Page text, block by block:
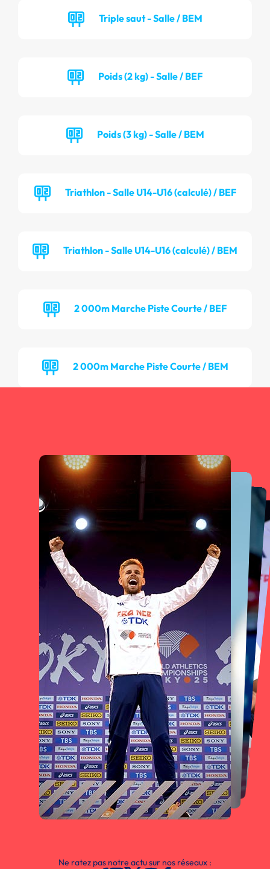
Triple saut - Salle / BEM
Poids (2 kg) - Salle / BEF
Poids (3 kg) - Salle / BEM
Triathlon - Salle U14-U16 (calculé) / BEF
Triathlon - Salle U14-U16 (calculé) / BEM
2 000m Marche Piste Courte / BEF
2 000m Marche Piste Courte / BEM
Ne ratez pas notre actu sur nos réseaux :